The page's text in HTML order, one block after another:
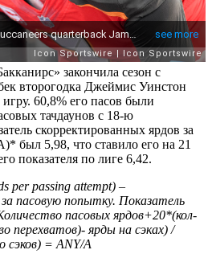
закончила сезон с
второгодка Джеймис Уинстон
60,8% его пасов были
тачдаунов с 18-ю
скорректированных ярдов за
был 5,98, что ставило его на 21
показателя по лиге 6,42.
per passing attempt) –
за пасовую попытку. Показатель
пасовых ярдов+20*(кол-
перехватов)- ярды на сэках) /
сэков) = ANY/A